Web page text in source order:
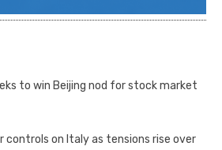
to win Beijing nod for stock market
controls on Italy as tensions rise over